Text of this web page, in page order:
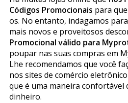
Códigos Promocionais para
os. No entanto, indagamos
mais novos e proveitosos
Promocional válido para
poupar nas suas compras em
Lhe recomendamos que você
nos sites de comércio
que é uma maneira confortável
dinheiro.